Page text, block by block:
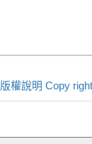
版權說明 Copy right